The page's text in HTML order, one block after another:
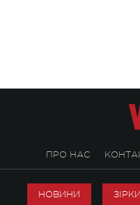
ПРО НАС
НОВИНИ ЗІРКИ